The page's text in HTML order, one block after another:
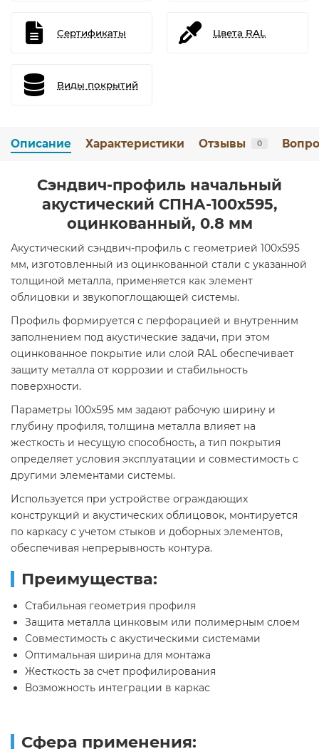
Сертификаты Цвета RAL
Виды покрытий
Описание Характеристики Отзывы 0
Сэндвич-профиль начальный
акустический СПНА-100х595,
оцинкованный, 0.8 мм
Акустический сэндвич-профиль с геометрией 100х595
мм, изготовленный из оцинкованной стали с указанной
толщиной металла, применяется как элемент
облицовки и звукопоглощающей системы.
Профиль формируется с перфорацией и внутренним
заполнением под акустические задачи, при этом
оцинкованное покрытие или слой RAL обеспечивает
защиту металла от коррозии и стабильность
поверхности.
Параметры 100х595 мм задают рабочую ширину и
глубину профиля, толщина металла влияет на
жесткость и несущую способность, а тип покрытия
определяет условия эксплуатации и совместимость с
другими элементами системы.
Используется при устройстве ограждающих
конструкций и акустических облицовок, монтируется
по каркасу с учетом стыков и доборных элементов,
обеспечивая непрерывность контура.
Преимущества:
Стабильная геометрия профиля
Защита металла цинковым или полимерным слоем
Совместимость с акустическими системами
Оптимальная ширина для монтажа
Жесткость за счет профилирования
Возможность интеграции в каркас
Сфера применения: